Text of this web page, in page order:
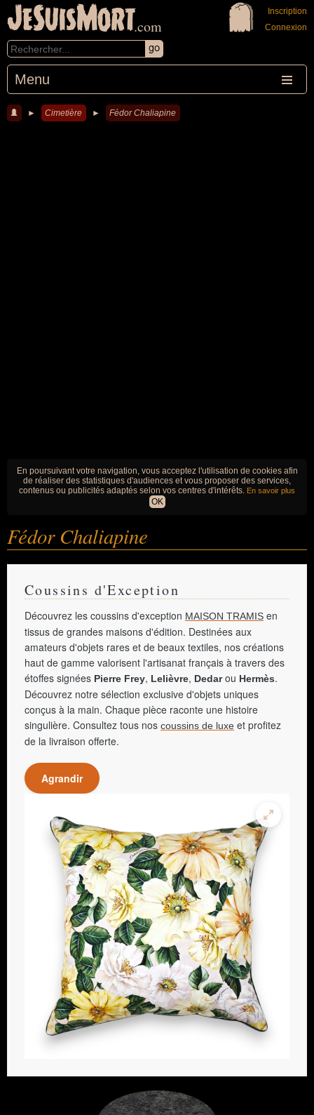
JeSuisMort.com
Menu
Inscription
Connexion
► Cimetière ► Fédor Chaliapine
En poursuivant votre navigation, vous acceptez l'utilisation de cookies afin
de réaliser des statistiques d'audiences et vous proposer des services,
contenus ou publicités adaptés selon vos centres d'intérêts. En savoir plus
OK
Fédor Chaliapine
Coussins d'Exception
Découvrez les coussins d'exception MAISON TRAMIS en
tissus de grandes maisons d'édition. Destinées aux
amateurs d'objets rares et de beaux textiles, nos créations
haut de gamme valorisent l'artisanat français à travers des
étoffes signées Pierre Frey, Lelièvre, Dedarou Hermès.
Découvrez notre sélection exclusive d'objets uniques
conçus à la main. Chaque pièce raconte une histoire
singulière. Consultez tous nos coussins de luxe et profitez
de la livraison offerte.
Agrandir